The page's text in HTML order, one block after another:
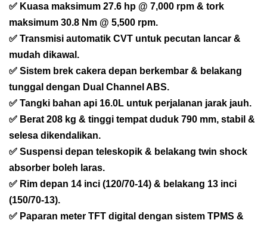
✅ Kuasa maksimum 27.6 hp @ 7,000 rpm & tork
maksimum 30.8 Nm @ 5,500 rpm.
✅ Transmisi automatik CVT untuk pecutan lancar &
mudah dikawal.
✅ Sistem brek cakera depan berkembar & belakang
tunggal dengan Dual Channel ABS.
✅ Tangki bahan api 16.0L untuk perjalanan jarak jauh.
✅ Berat 208 kg & tinggi tempat duduk 790 mm, stabil &
selesa dikendalikan.
✅ Suspensi depan teleskopik & belakang twin shock
absorber boleh laras.
✅ Rim depan 14 inci (120/70-14) & belakang 13 inci
(150/70-13).
✅ Paparan meter TFT digital dengan sistem TPMS &